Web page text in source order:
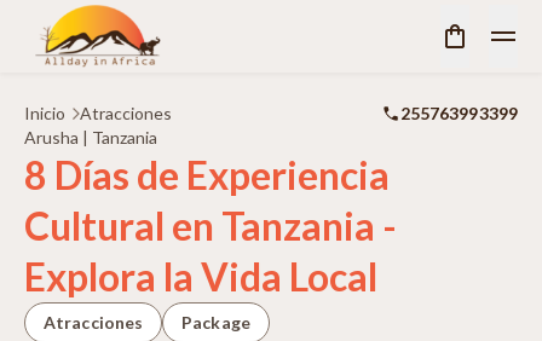
Inicio Atracciones
255763993399
Arusha | Tanzania
8 Días de Experiencia
Cultural en Tanzania -
Explora la Vida Local
Atracciones Package